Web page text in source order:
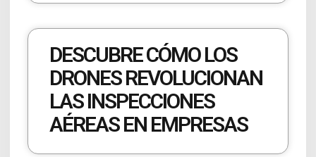
DESCUBRE CÓMO LOS
DRONES REVOLUCIONAN
LAS INSPECCIONES
AÉREAS EN EMPRESAS